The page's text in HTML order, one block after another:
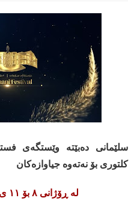
سلێمانی دەبێتە وێستگەی
کلتوری بۆ نەتەوە جیاوازەکان
لە ڕۆژانی ٨ بۆ ١١ ی مانگی ٩ی ٢٠٢٣